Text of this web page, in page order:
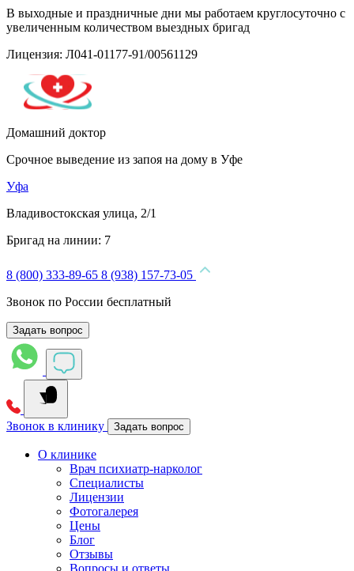
В выходные и праздничные дни мы работаем круглосуточно с
увеличенным количеством выездных бригад
Лицензия: Л041-01177-91/00561129
Домашний доктор
Срочное выведение из запоя на дому в Уфе
Уфа
Владивостокская улица, 2/1
Бригад на линии: 7
8 (800) 333-89-65 8 (938) 157-73-05
Звонок по России бесплатный
Задать вопрос
Звонок в клинику Задать вопрос
О клинике
Врач психиатр-нарколог
Специалисты
Лицензии
Фотогалерея
Цены
Блог
Отзывы
Вопросы и ответы